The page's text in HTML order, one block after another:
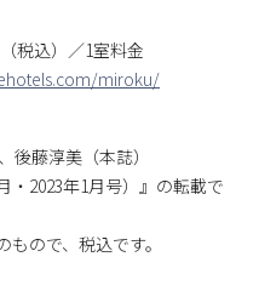
税込）／1室料金
miroku/
藤淳美（本誌）
・2023年1月号）』の転載で
ので、税込です。